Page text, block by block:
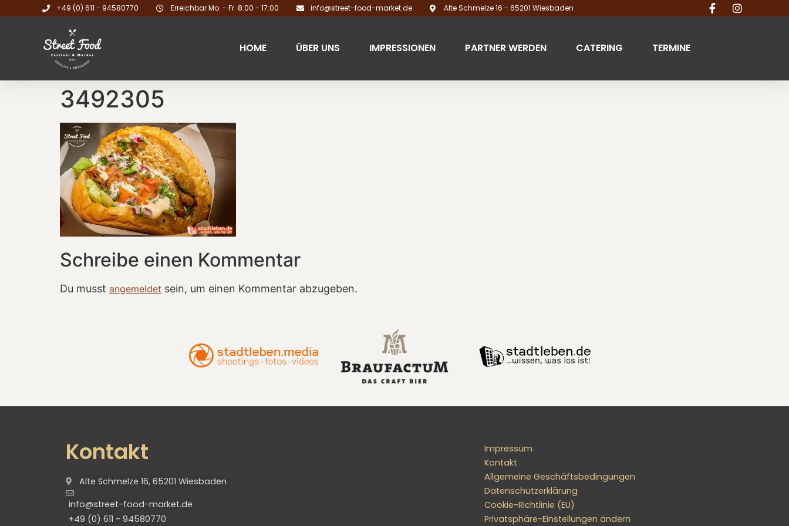
+49 (0) 611 - 94580770 Erreichbar Mo. - Fr. 8:00 - 17:00 info@street-food-market.de Alte Schmelze 16 - 65201 Wiesbaden
HOME ÜBER UNS IMPRESSIONEN PARTNER WERDEN CATERING TERMINE
3492305
Schreibe einen Kommentar
Du musst angemeldet sein, um einen Kommentar abzugeben.
Kontakt
Alte Schmelze 16, 65201 Wiesbaden
info@street-food-market.de
+49 (0) 611 - 94580770
Impressum
Kontakt
Allgemeine Geschäftsbedingungen
Datenschutzerklärung
Cookie-Richtlinie (EU)
Privatsphäre-Einstellungen ändern